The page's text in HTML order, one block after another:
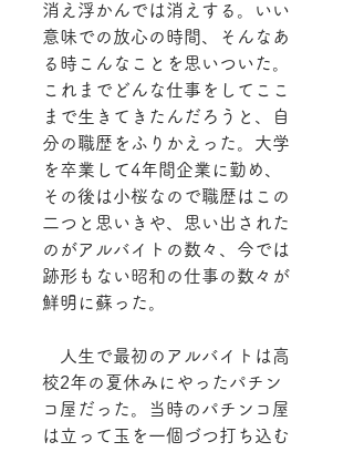
消え浮かんでは消えする。いい
意味での放心の時間、そんなあ
る時こんなことを思いついた。
これまでどんな仕事をしてここ
まで生きてきたんだろうと、自
分の職歴をふりかえった。大学
を卒業して4年間企業に勤め、
その後は小桜なので職歴はこの
二つと思いきや、思い出された
のがアルバイトの数々、今では
跡形もない昭和の仕事の数々が
鮮明に蘇った。
人生で最初のアルバイトは高
校2年の夏休みにやったパチン
コ屋だった。当時のパチンコ屋
は立って玉を一個づつ打ち込む